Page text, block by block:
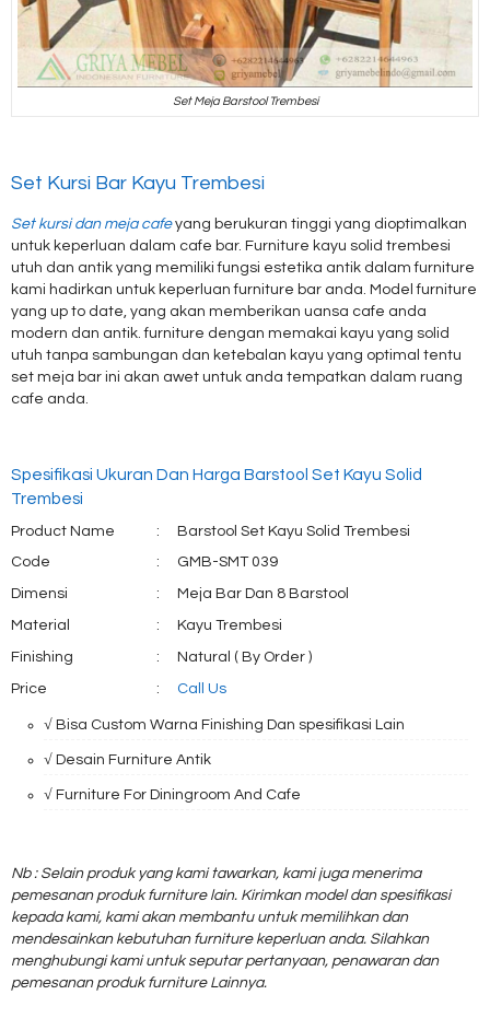
Set Meja Barstool Trembesi
Set Kursi Bar Kayu Trembesi
Set kursi dan meja cafeyang berukuran tinggi yang dioptimalkan
untuk keperluan dalam cafe bar. Furniture kayu solid trembesi
utuh dan antik yang memiliki fungsi estetika antik dalam furniture
kami hadirkan untuk keperluan furniture bar anda. Model furniture
yang up to date, yang akan memberikan uansa cafe anda
modern dan antik. furniture dengan memakai kayu yang solid
utuh tanpa sambungan dan ketebalan kayu yang optimal tentu
set meja bar ini akan awet untuk anda tempatkan dalam ruang
cafe anda.
Spesifikasi Ukuran Dan Harga Barstool Set Kayu Solid
Trembesi
Product Name :
Barstool Set Kayu Solid Trembesi
Code
: GMB-SMT 039
Dimensi : Meja Bar Dan 8 Barstool
Material : Kayu Trembesi
Finishing : Natural ( By Order )
Price : Call Us
√ Bisa Custom Warna Finishing Dan spesifikasi Lain
√ Desain Furniture Antik
√ Furniture For Diningroom And Cafe
Nb : Selain produk yang kami tawarkan, kami juga menerima
pemesanan produk furniture lain. Kirimkan model dan spesifikasi
kepada kami, kami akan membantu untuk memilihkan dan
mendesainkan kebutuhan furniture keperluan anda. Silahkan
menghubungi kami untuk seputar pertanyaan, penawaran dan
pemesanan produk furniture Lainnya.